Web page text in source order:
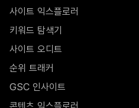
사이트 익스플로러
키워드 탐색기
사이트 오디트
순위 트래커
GSC 인사이트
콘텐츠 익스플로러